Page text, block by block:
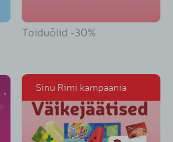
Toiduõlid -30%
Sinu Rimi kampaania